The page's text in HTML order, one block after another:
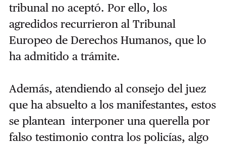
tribunal no aceptó. Por ello, los
agredidos recurrieron al Tribunal
Europeo de Derechos Humanos, que lo
ha admitido a trámite.
Además, atendiendo al consejo del juez
que ha absuelto a los manifestantes, estos
se plantean interponer una querella por
falso testimonio contra los policías, algo